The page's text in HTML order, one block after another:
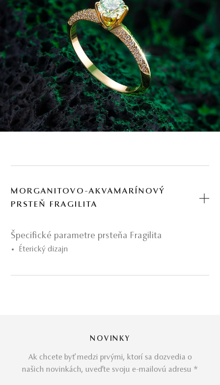
MORGANITOVO-AKVAMARÍNOVÝ
PRSTEŇ FRAGILITA
Špecifické parametre prsteňa Fragilita
Éterický dizajn
Romantický prsteň s ružovým morganitom a
svetlomodrým akvamarínom predstavuje
neodolateľný minimalistický trend
NOVINKY
Ak chcete byť medzi prvými, ktorí sa dozvedia o
našich novinkách, uveďte svoju e-mailovú adresu *